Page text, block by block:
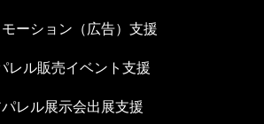
ーション（広告）支援
レル販売イベント支援
レル展示会出展支援